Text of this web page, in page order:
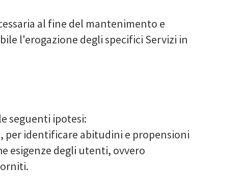
al fine del mantenimento e
l'erogazione degli specifici Servizi in
seguenti ipotesi:
per identificare abitudini e propensioni
esigenze degli utenti, ovvero